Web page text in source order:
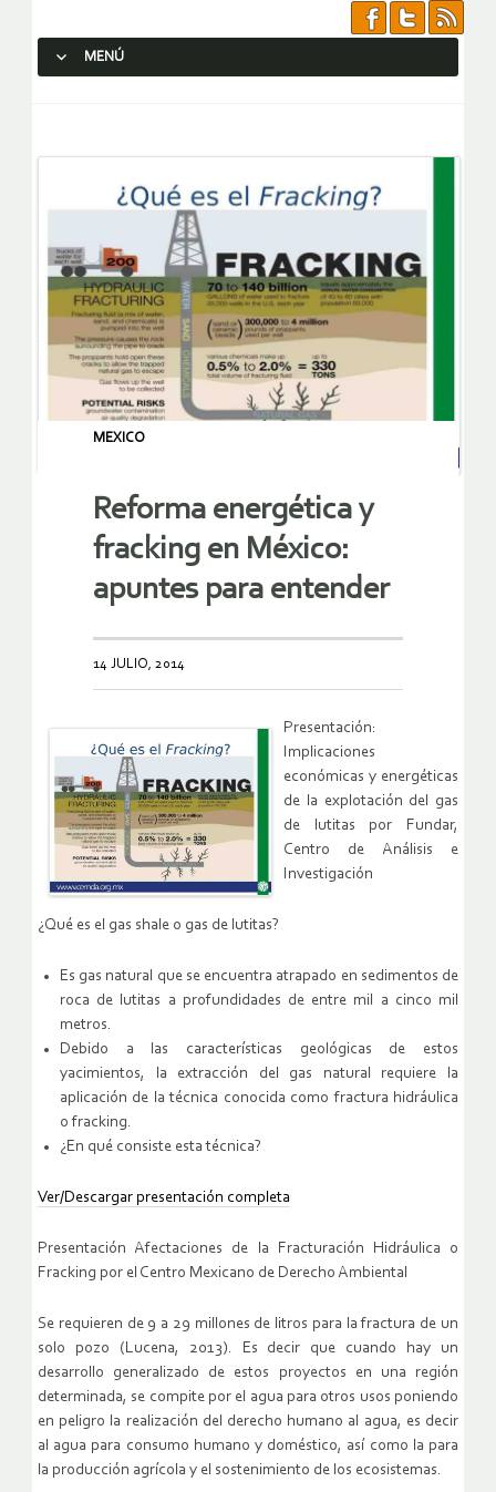
MENÚ
MEXICO
Reforma energética y
fracking en México:
apuntes para entender
14 JULIO, 2014
Presentación:
Implicaciones
económicas y energéticas
de la explotación del gas
de lutitas por Fundar,
Centro de Análisis e
Investigación
¿Qué es el gas shale o gas de lutitas?
Es gas natural que se encuentra atrapado en sedimentos de
roca de lutitas a profundidades de entre mil a cinco mil
metros.
Debido a las características geológicas de estos
yacimientos, la extracción del gas natural requiere la
aplicación de la técnica conocida como fractura hidráulica
o fracking.
¿En qué consiste esta técnica?
Ver/Descargar presentación completa
Presentación Afectaciones de la Fracturación Hidráulica o
Fracking por el Centro Mexicano de Derecho Ambiental
Se requieren de 9 a 29 millones de litros para la fractura de un
solo pozo (Lucena, 2013). Es decir que cuando hay un
desarrollo generalizado de estos proyectos en una región
determinada, se compite por el agua para otros usos poniendo
en peligro la realización del derecho humano al agua, es decir
al agua para consumo humano y doméstico, así como la para
la producción agrícola y el sostenimiento de los ecosistemas.